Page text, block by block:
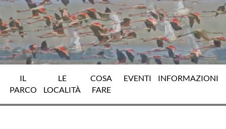
IL
PARCO
LE
LOCALITÀ
COSA
FARE
EVENTI INFORMAZIONI